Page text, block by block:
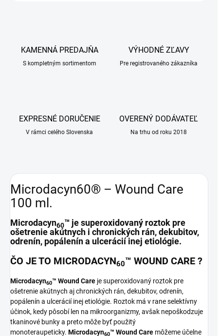
KAMENNÁ PREDAJŇA
S kompletným sortimentom
VÝHODNÉ ZĽAVY
Pre registrovaného zákazníka
EXPRESNÉ DORUČENIE
V rámci celého Slovenska
OVERENÝ DODÁVATEĽ
Na trhu od roku 2018
Microdacyn60® – Wound Care
100 ml.
Microdacyn60™ je superoxidovaný roztok pre
ošetrenie akútnych i chronických rán, dekubitov,
odrenín, popálenín a ulcerácií inej etiológie.
ČO JE TO MICRODACYN60™ WOUND CARE ?
Microdacyn60™ Wound Care je superoxidovaný roztok pre
ošetrenie akútnych aj chronických rán, dekubitov, odrenín,
popálenín a ulcerácií inej etiológie. Roztok má v rane selektívny
účinok, kedy pôsobí len na mikroorganizmy, avšak nepoškodzuje
tkaninové bunky a preto môže byť použitý
monoteraupeticky. Microdacyn60™ Wound Care môžeme účelne